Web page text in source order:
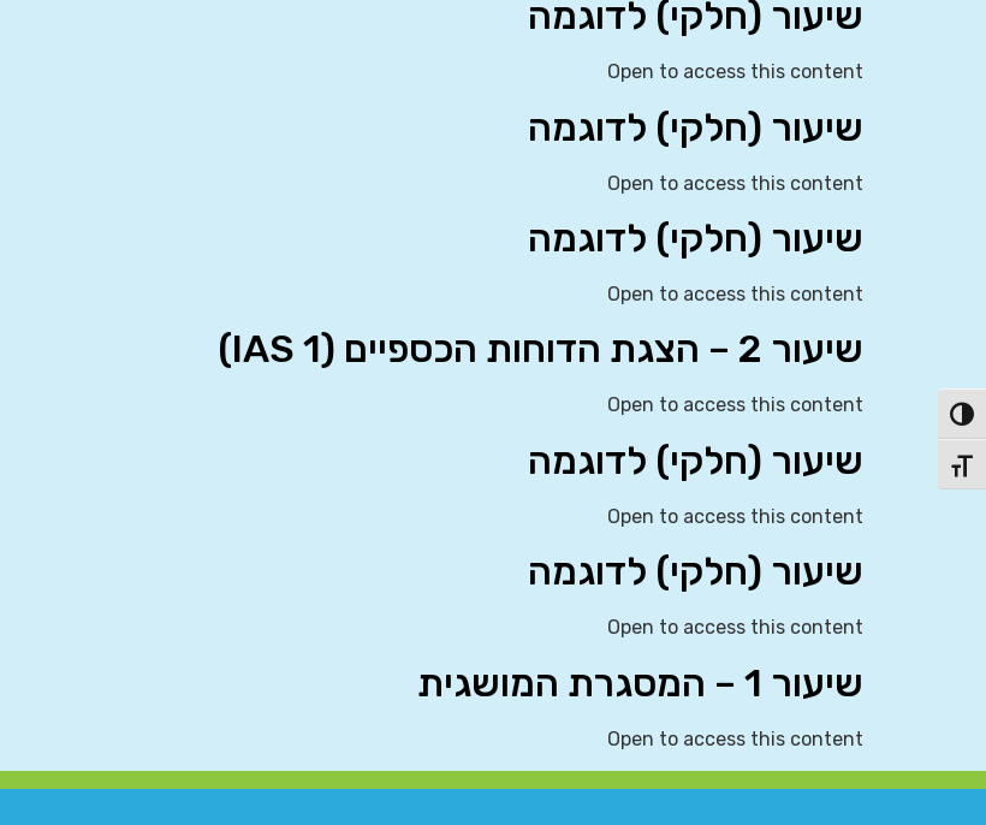
הפעל/כבה ניגודיות גבוהה
מתג גודל גופן
שיעור (חלקי) לדוגמה
Open to access this content
שיעור (חלקי) לדוגמה
Open to access this content
שיעור (חלקי) לדוגמה
Open to access this content
שיעור 2 – הצגת הדוחות הכספיים (IAS 1)
Open to access this content
שיעור (חלקי) לדוגמה
Open to access this content
שיעור (חלקי) לדוגמה
Open to access this content
שיעור 1 – המסגרת המושגית
Open to access this content